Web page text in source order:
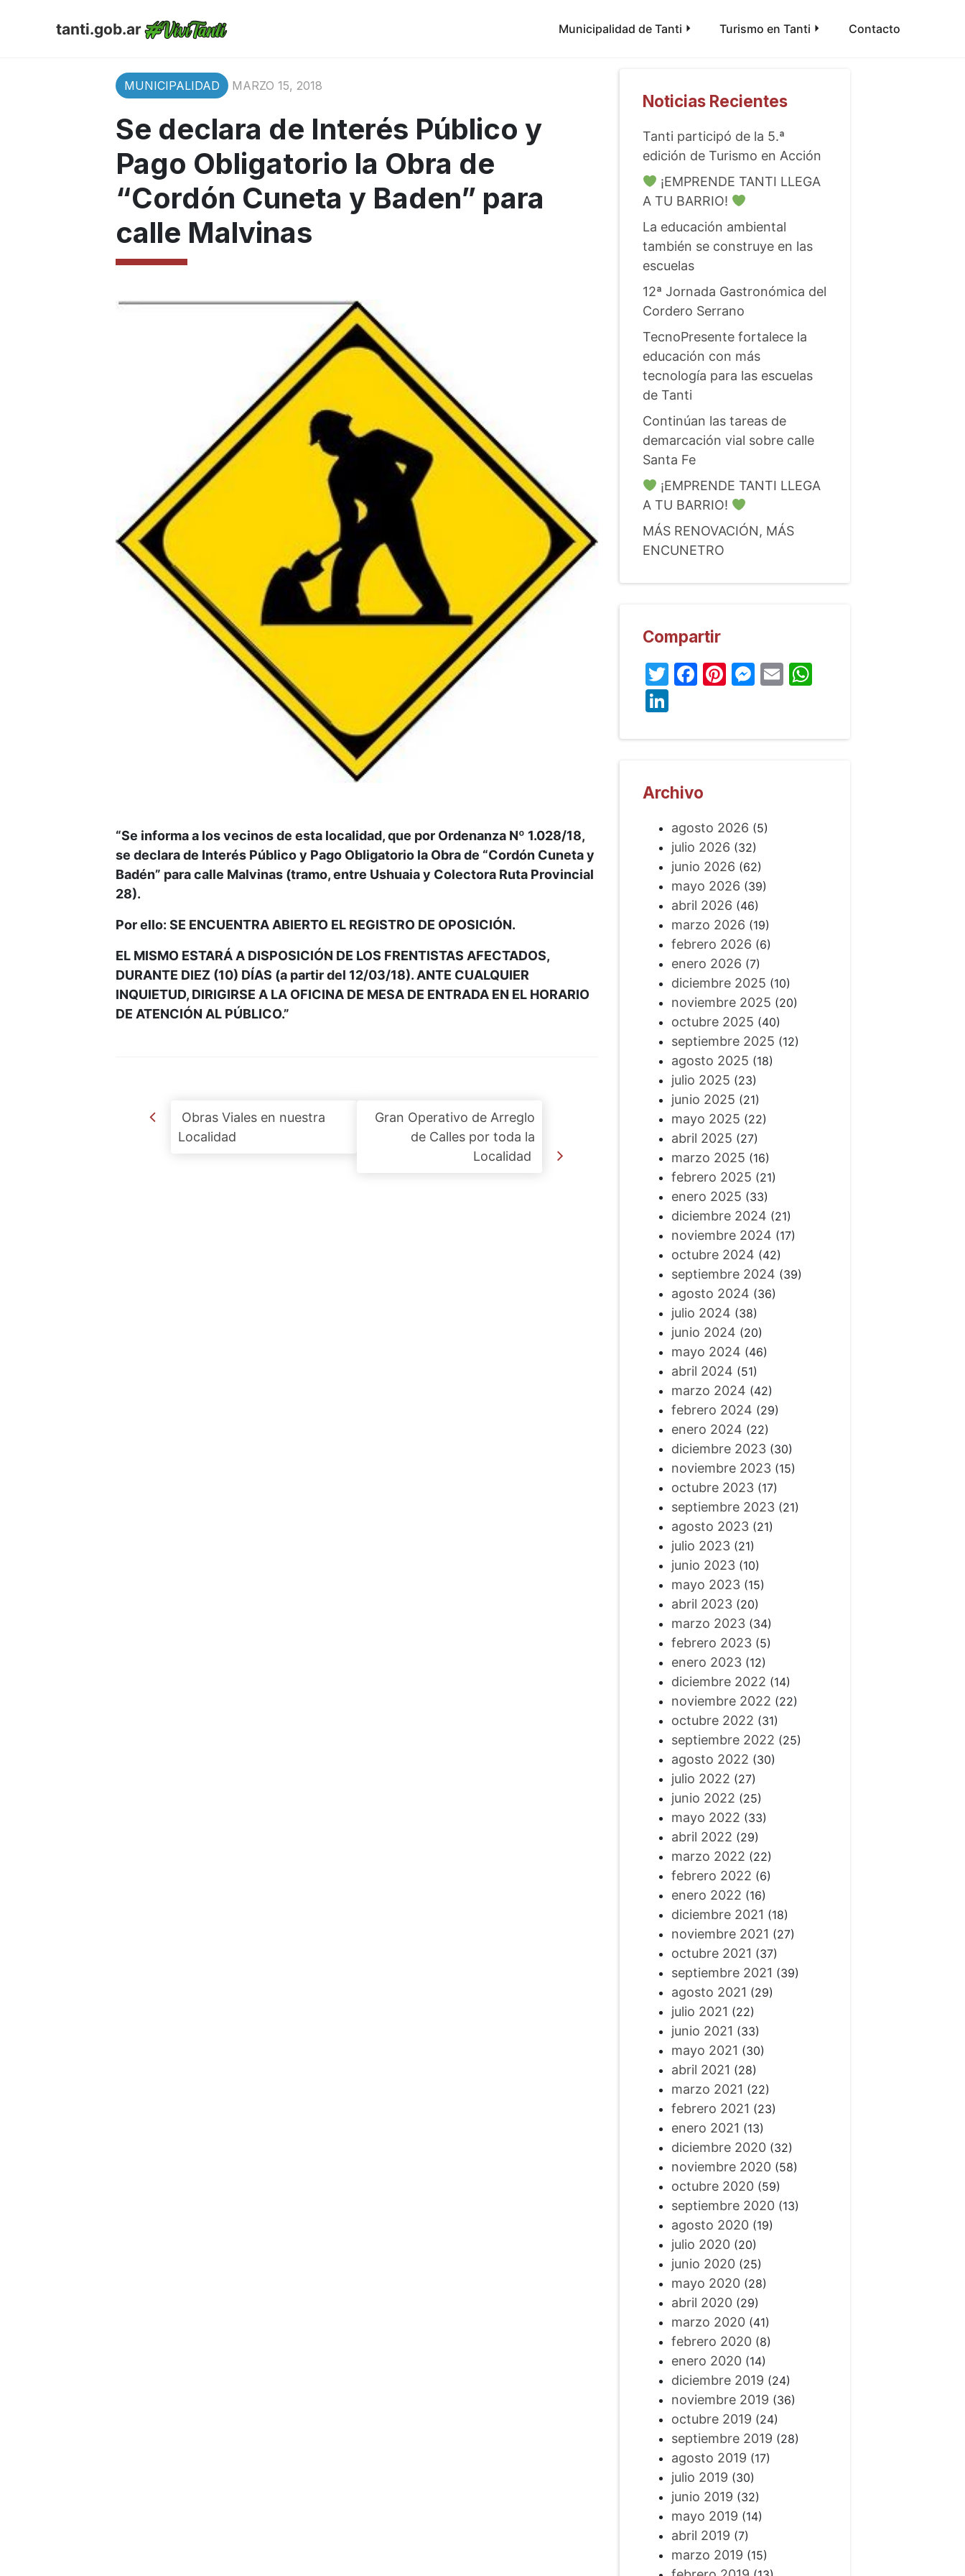
tanti.gob.ar Municipalidad de Tanti Turismo en Tanti Contacto
MUNICIPALIDAD MARZO 15, 2018
Se declara de Interés Público y
Pago Obligatorio la Obra de
“Cordón Cuneta y Baden” para
calle Malvinas
“Se informa a los vecinos de esta localidad, que por Ordenanza Nº 1.028/18,
se declara de Interés Público y Pago Obligatorio la Obra de “Cordón Cuneta y
Badén” para calle Malvinas (tramo, entre Ushuaia y Colectora Ruta Provincial
28).
Por ello: SE ENCUENTRA ABIERTO EL REGISTRO DE OPOSICIÓN.
EL MISMO ESTARÁ A DISPOSICIÓN DE LOS FRENTISTAS AFECTADOS,
DURANTE DIEZ (10) DÍAS (a partir del 12/03/18). ANTE CUALQUIER
INQUIETUD, DIRIGIRSE A LA OFICINA DE MESA DE ENTRADA EN EL HORARIO
DE ATENCIÓN AL PÚBLICO.”
Post navigation
Obras Viales en nuestra
Localidad
Gran Operativo de Arreglo
de Calles por toda la
Localidad
Noticias Recientes
Tanti participó de la 5.ª
edición de Turismo en Acción
¡EMPRENDE TANTI LLEGA
A TU BARRIO!
La educación ambiental
también se construye en las
escuelas
12ª Jornada Gastronómica del
Cordero Serrano
TecnoPresente fortalece la
educación con más
tecnología para las escuelas
de Tanti
Continúan las tareas de
demarcación vial sobre calle
Santa Fe
¡EMPRENDE TANTI LLEGA
A TU BARRIO!
MÁS RENOVACIÓN, MÁS
ENCUNETRO
Compartir
Twitter
Facebook
Pinterest
Messenger
EmailWhatsApp
LinkedIn
Archivo
agosto 2026 (5)
julio 2026 (32)
junio 2026 (62)
mayo 2026 (39)
abril 2026 (46)
marzo 2026 (19)
febrero 2026 (6)
enero 2026 (7)
diciembre 2025 (10)
noviembre 2025 (20)
octubre 2025 (40)
septiembre 2025 (12)
agosto 2025 (18)
julio 2025 (23)
junio 2025 (21)
mayo 2025 (22)
abril 2025 (27)
marzo 2025 (16)
febrero 2025 (21)
enero 2025 (33)
diciembre 2024 (21)
noviembre 2024 (17)
octubre 2024 (42)
septiembre 2024 (39)
agosto 2024 (36)
julio 2024 (38)
junio 2024 (20)
mayo 2024 (46)
abril 2024 (51)
marzo 2024 (42)
febrero 2024 (29)
enero 2024 (22)
diciembre 2023(30)
noviembre 2023(15)
octubre 2023(17)
septiembre 2023(21)
agosto 2023(21)
julio 2023(21)
junio 2023(10)
mayo 2023(15)
abril 2023(20)
marzo 2023(34)
febrero 2023(5)
enero 2023(12)
diciembre 2022 (14)
noviembre 2022 (22)
octubre 2022 (31)
septiembre 2022 (25)
agosto 2022 (30)
julio 2022 (27)
junio 2022 (25)
mayo 2022 (33)
abril 2022 (29)
marzo 2022 (22)
febrero 2022 (6)
enero 2022 (16)
diciembre 2021 (18)
noviembre 2021 (27)
octubre 2021 (37)
septiembre 2021 (39)
agosto 2021 (29)
julio 2021 (22)
junio 2021 (33)
mayo 2021 (30)
abril 2021 (28)
marzo 2021 (22)
febrero 2021 (23)
enero 2021 (13)
diciembre 2020(32)
noviembre 2020(58)
octubre 2020(59)
septiembre 2020(13)
agosto 2020(19)
julio 2020(20)
junio 2020(25)
mayo 2020(28)
abril 2020(29)
marzo 2020(41)
febrero 2020(8)
enero 2020(14)
diciembre 2019 (24)
noviembre 2019 (36)
octubre 2019 (24)
septiembre 2019 (28)
agosto 2019 (17)
julio 2019 (30)
junio 2019 (32)
mayo 2019 (14)
abril 2019 (7)
marzo 2019 (15)